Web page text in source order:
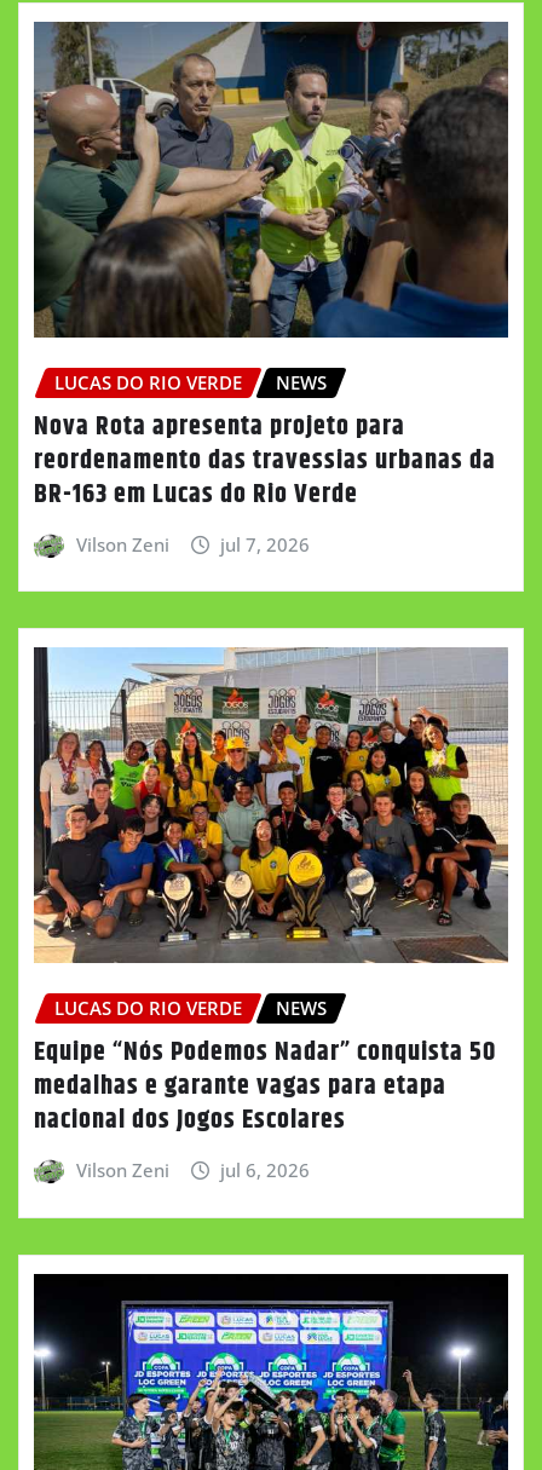
LUCAS DO RIO VERDE NEWS
Nova Rota apresenta projeto para
reordenamento das travessias urbanas da
BR-163 em Lucas do Rio Verde
Vilson Zeni jul 7, 2026
LUCAS DO RIO VERDE NEWS
Equipe “Nós Podemos Nadar” conquista 50
medalhas e garante vagas para etapa
nacional dos Jogos Escolares
Vilson Zeni jul 6, 2026